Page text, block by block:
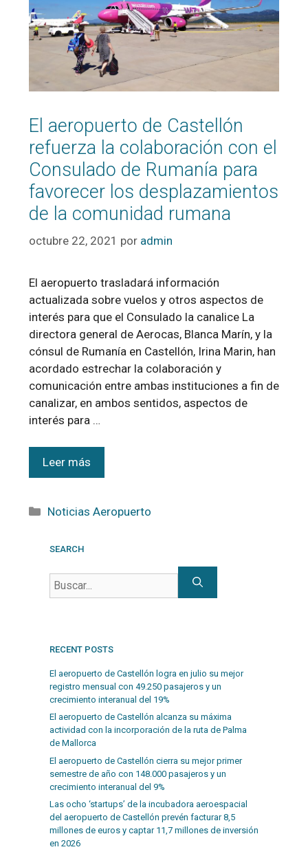
El aeropuerto de Castellón
refuerza la colaboración con el
Consulado de Rumanía para
favorecer los desplazamientos
de la comunidad rumana
octubre 22, 2021 por admin
El aeropuerto trasladará información
actualizada sobre vuelos y otros aspectos de
interés para que el Consulado la canalice La
directora general de Aerocas, Blanca Marín, y la
cónsul de Rumanía en Castellón, Irina Marin, han
acordado estrechar la colaboración y
comunicación entre ambas instituciones a fin de
canalizar, en ambos sentidos, aspectos de
interés para …
Leer más
Noticias Aeropuerto
SEARCH
RECENT POSTS
El aeropuerto de Castellón logra en julio su mejor
registro mensual con 49.250 pasajeros y un
crecimiento interanual del 19%
El aeropuerto de Castellón alcanza su máxima
actividad con la incorporación de la ruta de Palma
de Mallorca
El aeropuerto de Castellón cierra su mejor primer
semestre de año con 148.000 pasajeros y un
crecimiento interanual del 9%
Las ocho ‘startups’ de la incubadora aeroespacial
del aeropuerto de Castellón prevén facturar 8,5
millones de euros y captar 11,7 millones de inversión
en 2026